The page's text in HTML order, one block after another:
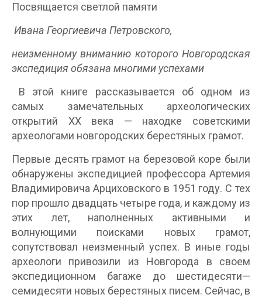
Посвящается светлой памяти
Ивана Георгиевича Петровского,
неизменному вниманию которого Новгородская
экспедиция обязана многими успехами
В этой книге рассказывается об одном из
самых замечательных археологических
открытий XX века — находке советскими
археологами новгородских берестяных грамот.
Первые десять грамот на березовой коре были
обнаружены экспедицией профессора Артемия
Владимировича Арциховского в 1951 году. С тех
пор прошло двадцать четыре года, и каждому из
этих лет, наполненных активными и
волнующими поисками новых грамот,
сопутствовал неизменный успех. В иные годы
археологи привозили из Новгорода в своем
экспедиционном багаже до шестидесяти—
семидесяти новых берестяных писем. Сейчас, в